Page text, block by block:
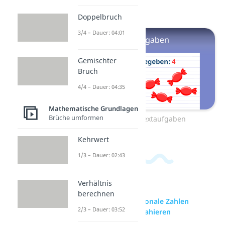
zum Video: Textaufgaben
zur Videoseite: Rationale Zahlen
addieren und subtrahieren
Doppelbruch
3/4 – Dauer: 04:01
Gemischter
Bruch
4/4 – Dauer: 04:35
Mathematische Grundlagen
Brüche umformen
Kehrwert
1/3 – Dauer: 02:43
Verhältnis
berechnen
2/3 – Dauer: 03:52